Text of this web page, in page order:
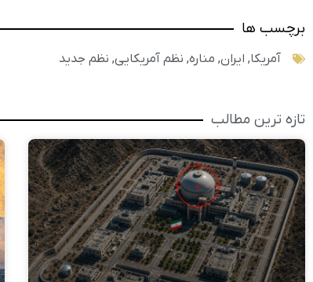
برچسب ها
آمریکا, ایران, مناره, نظم آمریکایی, نظم جدید
تازه ترین مطالب